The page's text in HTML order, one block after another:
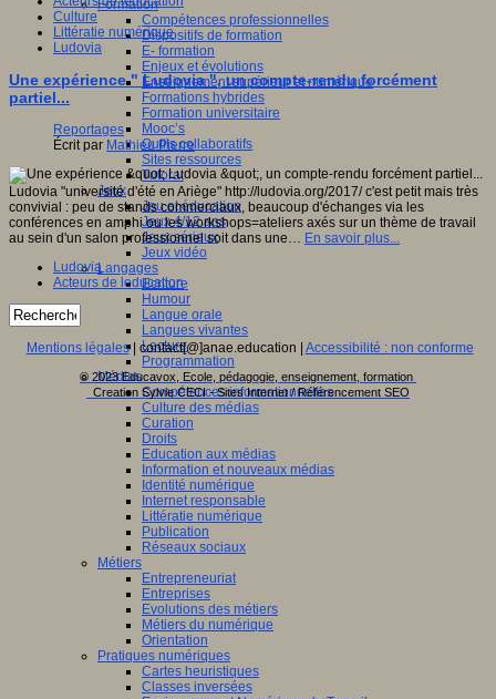
Formation
Compétences professionnelles
Dispositifs de formation
E- formation
Enjeux et évolutions
Enseignement supérieur et numérique
Formations hybrides
Formation universitaire
Mooc’s
Outils collaboratifs
Sites ressources
Tutorat
Jeux
Jeu et éducation
Jeux 4/12 ans
Jeux sérieux
Jeux vidéo
Langages
Ecriture
Humour
Langue orale
Langues vivantes
Lecture
Programmation
Médias
Compétences informationnelles
Culture des médias
Curation
Droits
Education aux médias
Information et nouveaux médias
Identité numérique
Internet responsable
Littératie numérique
Publication
Réseaux sociaux
Métiers
Entrepreneuriat
Entreprises
Evolutions des métiers
Métiers du numérique
Orientation
Pratiques numériques
Cartes heuristiques
Classes inversées
Culture
Littératie numérique
Ludovia
Une expérience " Ludovia ", un compte-rendu forcément
partiel...
Reportages
Écrit par Mathieu Pierre
Ludovia "université d'été en Ariège" http://ludovia.org/2017/ c'est petit mais très
convivial : peu de stands commerciaux, beaucoup d'échanges via les
conférences en amphi ou les workshops=ateliers axés sur un thème de travail
au sein d'un salon professionnel soit dans une… En savoir plus...
Ludovia
Acteurs de leducation
Mentions légales| contact[@]anae.education | Accessibilité : non conforme
© 2023 Educavox, Ecole, pédagogie, enseignement, formation
Creation Sylvie CECI - Sites Internet / Référencement SEO